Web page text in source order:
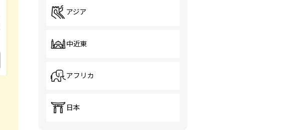
アジア
中近東
アフリカ
日本